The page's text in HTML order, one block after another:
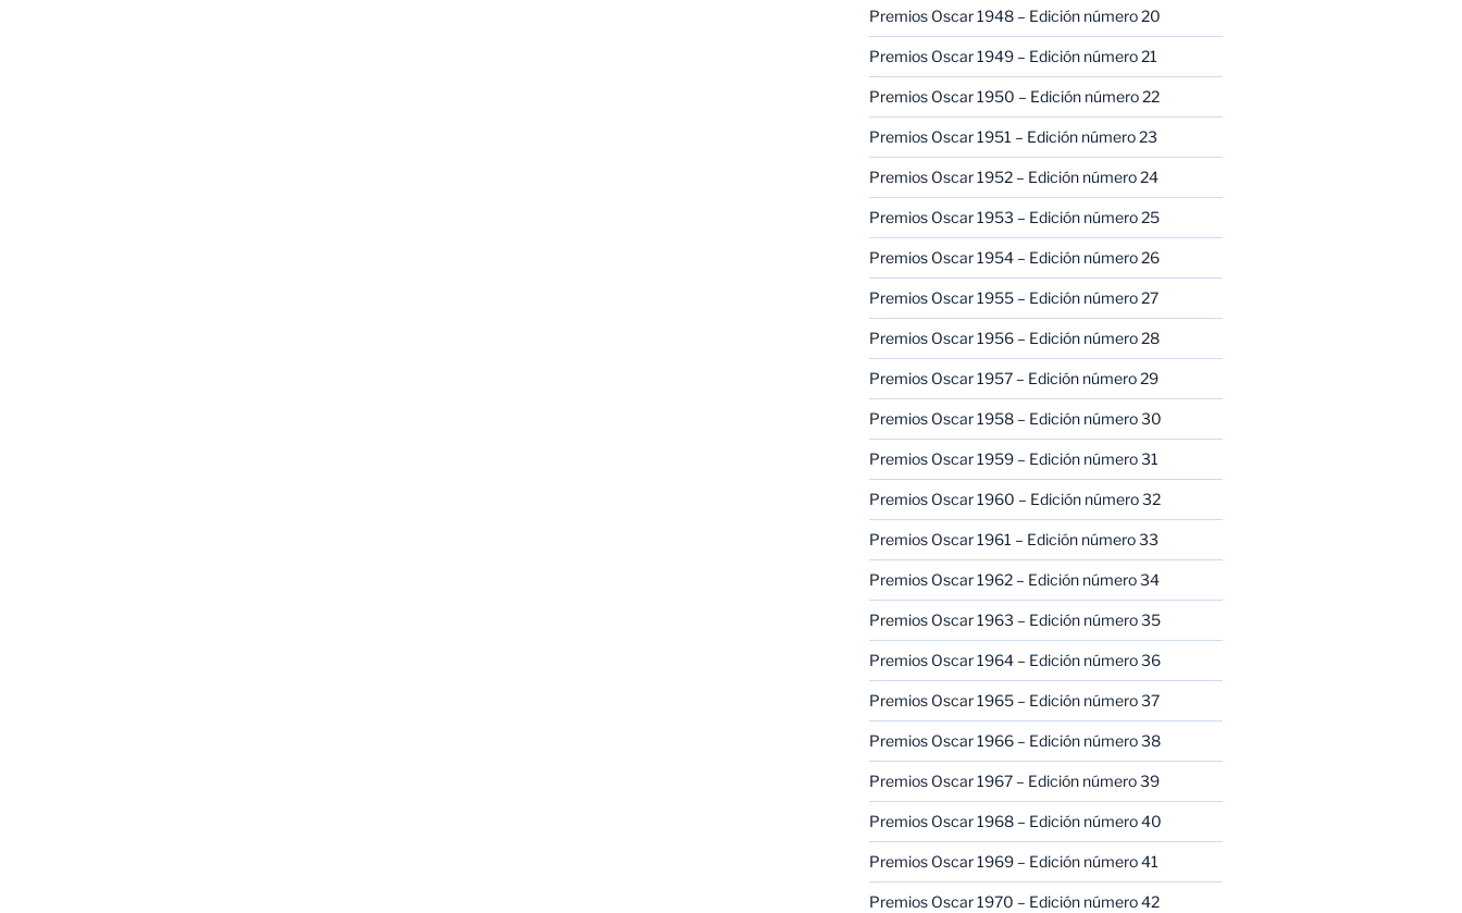
Premios Oscar 1948 – Edición número 20
Premios Oscar 1949 – Edición número 21
Premios Oscar 1950 – Edición número 22
Premios Oscar 1951 – Edición número 23
Premios Oscar 1952 – Edición número 24
Premios Oscar 1953 – Edición número 25
Premios Oscar 1954 – Edición número 26
Premios Oscar 1955 – Edición número 27
Premios Oscar 1956 – Edición número 28
Premios Oscar 1957 – Edición número 29
Premios Oscar 1958 – Edición número 30
Premios Oscar 1959 – Edición número 31
Premios Oscar 1960 – Edición número 32
Premios Oscar 1961 – Edición número 33
Premios Oscar 1962 – Edición número 34
Premios Oscar 1963 – Edición número 35
Premios Oscar 1964 – Edición número 36
Premios Oscar 1965 – Edición número 37
Premios Oscar 1966 – Edición número 38
Premios Oscar 1967 – Edición número 39
Premios Oscar 1968 – Edición número 40
Premios Oscar 1969 – Edición número 41
Premios Oscar 1970 – Edición número 42